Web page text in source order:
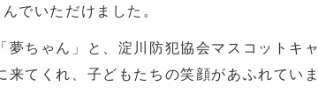
でいただけました。
ちゃん」と、淀川防犯協会マスコットキャ
てくれ、子どもたちの笑顔があふれていま